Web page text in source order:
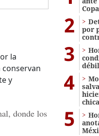
la
y
, donde los
2
por
3
4
5